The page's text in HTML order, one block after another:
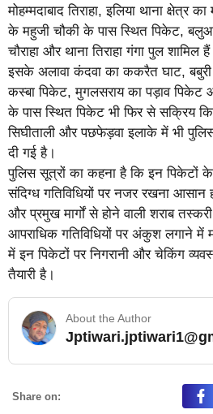
मोहम्मदाबाद तिराहा, इलिया थाना क्षेत्र
के महुजी चौकी के पास स्थित पिकेट,
चौराहा और थाना तिराहा गंगा पुल शामिल
इसके अलावा कंदवा का ककरैत घाट,
कस्बा पिकेट, मुगलसराय का पड़ाव
के पास स्थित पिकेट भी फिर से सक्रिय
सिघीताली और पछफेड़वा इलाके में भी
दी गई है।
पुलिस सूत्रों का कहना है कि इन पिकेटों
संदिग्ध गतिविधियों पर नजर रखना आसान
और प्रमुख मार्गों से होने वाली शराब
आपराधिक गतिविधियों पर अंकुश लगाने में
में इन पिकेटों पर निगरानी और चेकिंग
तैयारी है।
About the Author
Share on: